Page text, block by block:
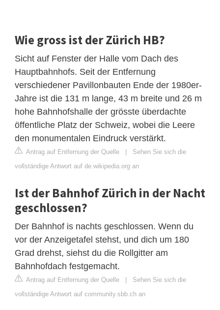
Wie gross ist der Zürich HB?
Sicht auf Fenster der Halle vom Dach des
Hauptbahnhofs. Seit der Entfernung
verschiedener Pavillonbauten Ende der 1980er-
Jahre ist die 131 m lange, 43 m breite und 26 m
hohe Bahnhofshalle der grösste überdachte
öffentliche Platz der Schweiz, wobei die Leere
den monumentalen Eindruck verstärkt.
Antrag auf Entfernung der Quelle
Sehen Sie sich die
vollständige Antwort auf de.wikipedia.org an
Ist der Bahnhof Zürich in der Nacht
geschlossen?
Der Bahnhof is nachts geschlossen. Wenn du
vor der Anzeigetafel stehst, und dich um 180
Grad drehst, siehst du die Rollgitter am
Bahnhofdach festgemacht.
Antrag auf Entfernung der Quelle
Sehen Sie sich die
vollständige Antwort auf community.sbb.ch an